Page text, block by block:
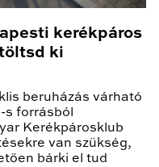
kerékpáros
ki
beruházás várható
s forrásból
Kerékpárosklub
van szükség,
bárki el tud